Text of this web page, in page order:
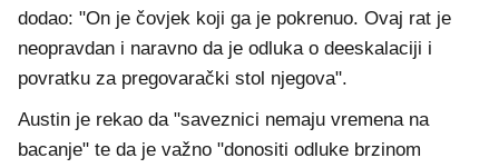
dodao: "On je čovjek koji ga je pokrenuo. Ovaj rat je
neopravdan i naravno da je odluka o deeskalaciji i
povratku za pregovarački stol njegova".
Austin je rekao da "saveznici nemaju vremena na
bacanje" te da je važno "donositi odluke brzinom